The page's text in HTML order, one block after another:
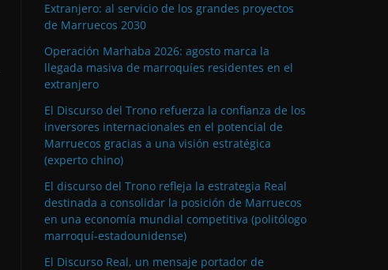
Extranjero: al servicio de los grandes proyectos
de Marruecos 2030
Operación Marhaba 2026: agosto marca la
llegada masiva de marroquíes residentes en el
extranjero
El Discurso del Trono refuerza la confianza de los
inversores internacionales en el potencial de
Marruecos gracias a una visión estratégica
(experto chino)
El discurso del Trono refleja la estrategia Real
destinada a consolidar la posición de Marruecos
en una economía mundial competitiva (politólogo
marroquí-estadounidense)
El Discurso Real, un mensaje portador de